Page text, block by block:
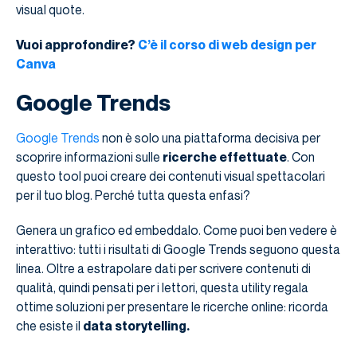
visual quote.
Vuoi approfondire? C’è il corso di web design per
Canva
Google Trends
Google Trends non è solo una piattaforma decisiva per
scoprire informazioni sulle ricerche effettuate. Con
questo tool puoi creare dei contenuti visual spettacolari
per il tuo blog. Perché tutta questa enfasi?
Genera un grafico ed embeddalo. Come puoi ben vedere è
interattivo: tutti i risultati di Google Trends seguono questa
linea. Oltre a estrapolare dati per scrivere contenuti di
qualità, quindi pensati per i lettori, questa utility regala
ottime soluzioni per presentare le ricerche online: ricorda
che esiste il data storytelling.